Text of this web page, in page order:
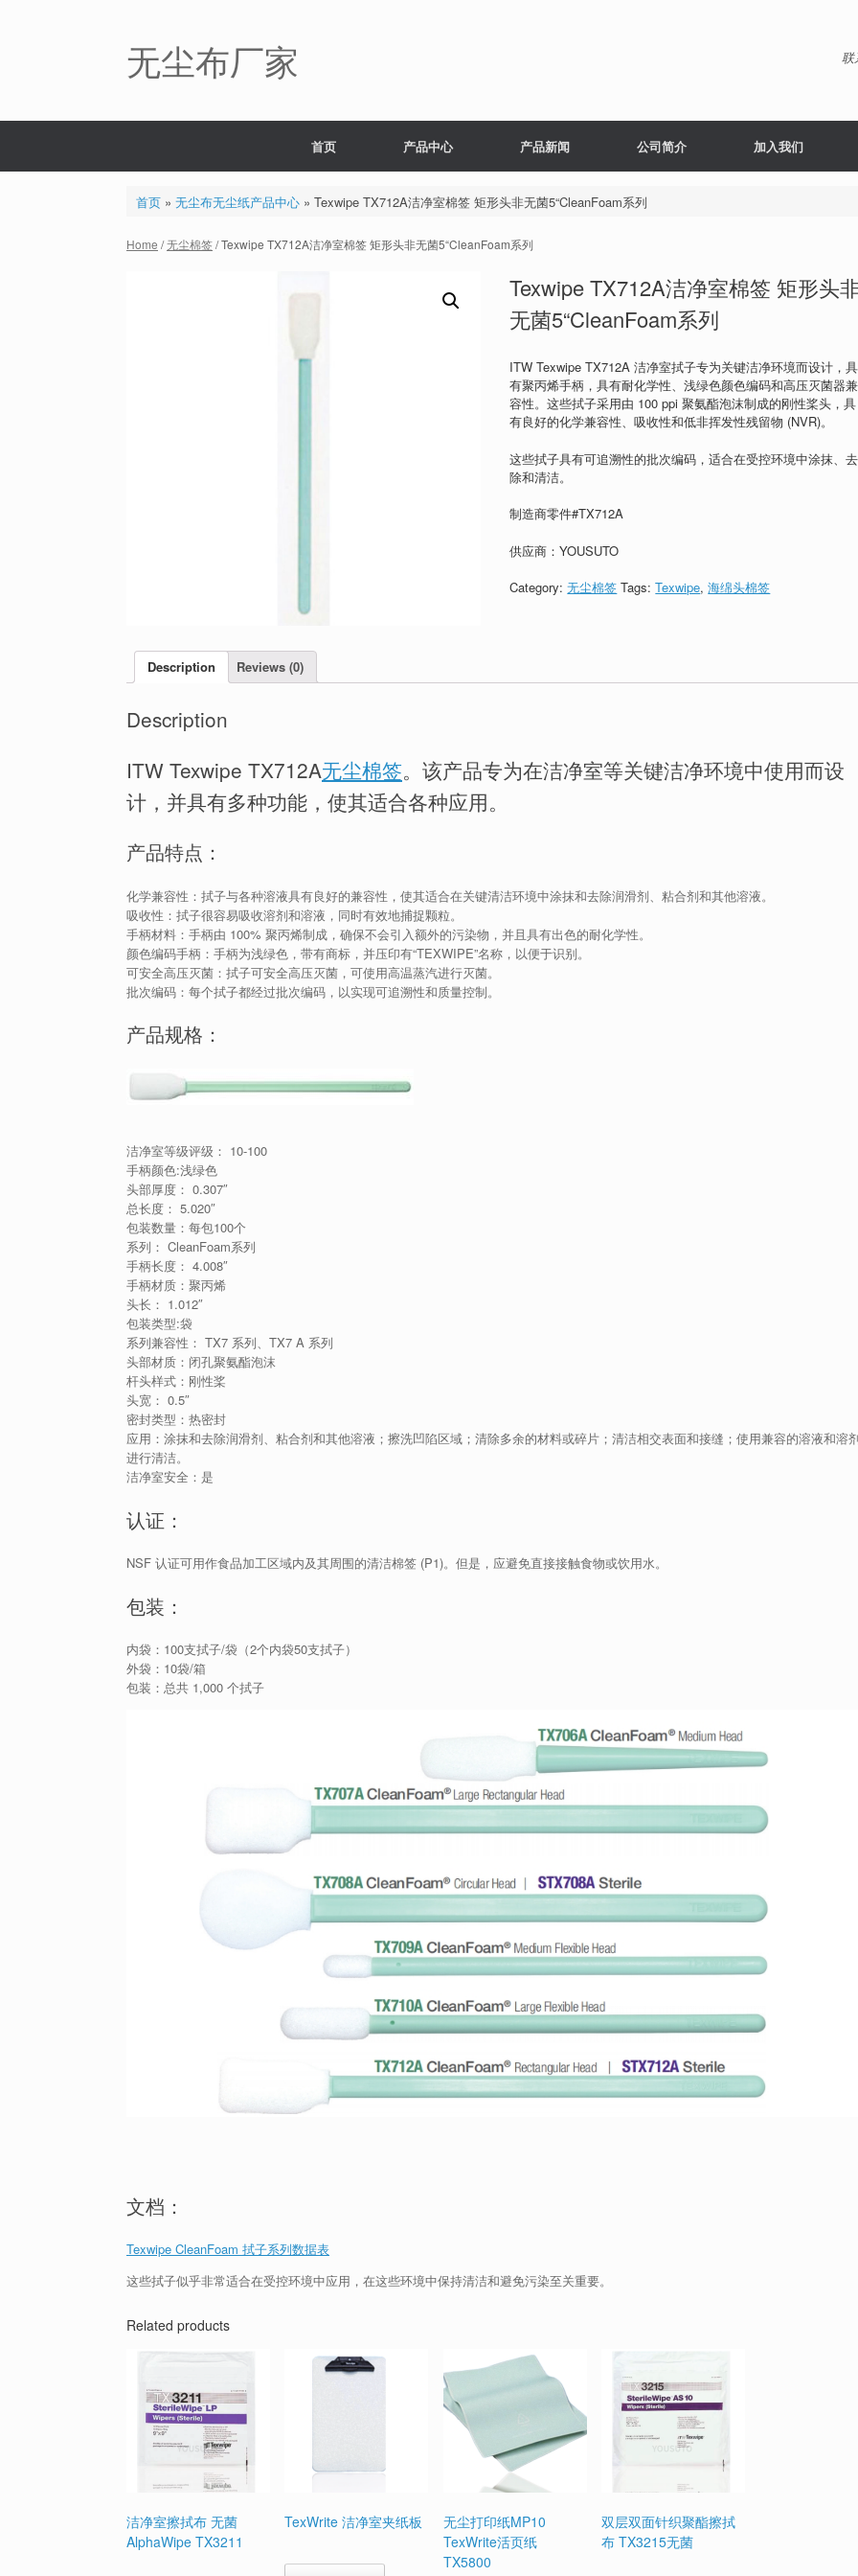
无尘布厂家 联
首页 产品中心 产品新闻 公司简介 加入我们
首页» 无尘布无尘纸产品中心» Texwipe TX712A洁净室棉签 矩形头非无菌5“CleanFoam系列
Home /无尘棉签/ Texwipe TX712A洁净室棉签 矩形头非无菌5“CleanFoam系列
Texwipe TX712A洁净室棉签 矩形头
无菌5“CleanFoam系列
ITW Texwipe TX712A 洁净室拭子专为关键洁净环境而设计，具
有聚丙烯手柄，具有耐化学性、浅绿色颜色编码和高压灭菌器兼
容性。这些拭子采用由 100 ppi 聚氨酯泡沫制成的刚性桨头，具
有良好的化学兼容性、吸收性和低非挥发性残留物 (NVR)。
这些拭子具有可追溯性的批次编码，适合在受控环境中涂抹、去
除和清洁。
制造商零件#TX712A
供应商：YOUSUTO
Category:无尘棉签 Tags:Texwipe,海绵头棉签
Description Reviews (0)
Description
ITW Texwipe TX712A无尘棉签。该产品专为在洁净室等关键洁净环境中使用而设
计，并具有多种功能，使其适合各种应用。
产品特点：
化学兼容性：拭子与各种溶液具有良好的兼容性，使其适合在关键清洁环境中涂抹和去除润滑剂、粘合剂和其他溶液。
吸收性：拭子很容易吸收溶剂和溶液，同时有效地捕捉颗粒。
手柄材料：手柄由 100% 聚丙烯制成，确保不会引入额外的污染物，并且具有出色的耐化学性。
颜色编码手柄：手柄为浅绿色，带有商标，并压印有“TEXWIPE”名称，以便于识别。
可安全高压灭菌：拭子可安全高压灭菌，可使用高温蒸汽进行灭菌。
批次编码：每个拭子都经过批次编码，以实现可追溯性和质量控制。
产品规格：
洁净室等级评级： 10-100
手柄颜色:浅绿色
头部厚度： 0.307″
总长度： 5.020″
包装数量：每包100个
系列： CleanFoam系列
手柄长度： 4.008″
手柄材质：聚丙烯
头长： 1.012″
包装类型:袋
系列兼容性： TX7 系列、TX7 A 系列
头部材质：闭孔聚氨酯泡沫
杆头样式：刚性桨
头宽： 0.5″
密封类型：热密封
应用：涂抹和去除润滑剂、粘合剂和其他溶液；擦洗凹陷区域；清除多余的材料或碎片；清洁相交表面和接缝；使用兼容的溶液和溶
进行清洁。
洁净室安全：是
认证：
NSF 认证可用作食品加工区域内及其周围的清洁棉签 (P1)。但是，应避免直接接触食物或饮用水。
包装：
内袋：100支拭子/袋（2个内袋50支拭子）
外袋：10袋/箱
包装：总共 1,000 个拭子
文档：
Texwipe CleanFoam 拭子系列数据表
这些拭子似乎非常适合在受控环境中应用，在这些环境中保持清洁和避免污染至关重要。
Related products
洁净室擦拭布 无菌
AlphaWipe TX3211
TexWrite 洁净室夹纸板
无尘打印纸MP10
TexWrite活页纸
TX5800
双层双面针织聚酯擦拭
布 TX3215无菌